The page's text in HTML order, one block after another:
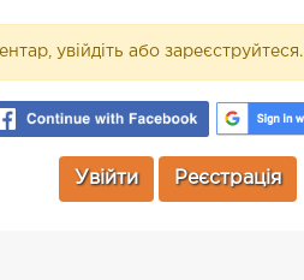
увійдіть або зареєструйтеся.
Увійти Реєстрація